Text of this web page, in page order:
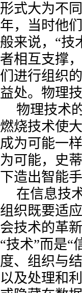
形式大为不
年，当时他
般来说，“技
者相互支撑
们进行组织
益处。物理
物理技术
燃烧技术使
成为可能一
为可能，史
下造出智能
在信息技
组织既要适
会技术的革
“技术”而是“
度、组织与
以及处理和